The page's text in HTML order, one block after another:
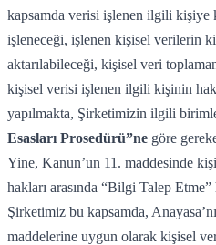
kapsamda verisi işlenen ilgili kişiye
işleneceği, işlenen kişisel verilerin
aktarılabileceği, kişisel veri
kişisel verisi işlenen ilgili kişinin
yapılmakta, Şirketimizin ilgili
Esasları Prosedürü”ne göre
Yine, Kanun’un 11. maddesinde
hakları arasında “Bilgi Talep Etme”
Şirketimiz bu kapsamda,
maddelerine uygun olarak kişisel